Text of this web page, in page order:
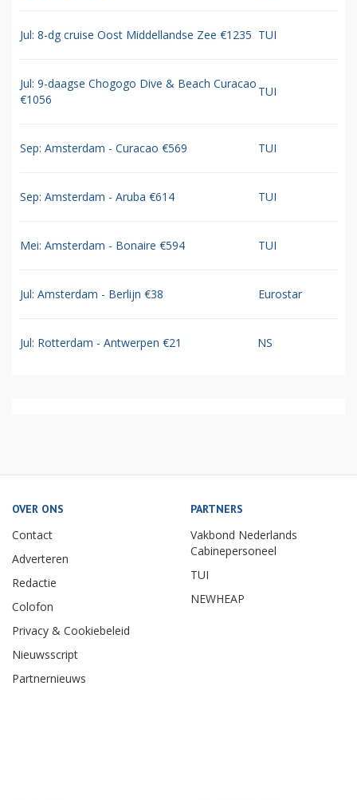
Jul: 8-dg cruise Oost Middellandse Zee €1235 TUI
Jul: 9-daagse Chogogo Dive & Beach Curacao
€1056
TUI
Sep: Amsterdam - Curacao €569 TUI
Sep: Amsterdam - Aruba €614 TUI
Mei: Amsterdam - Bonaire €594 TUI
Jul: Amsterdam - Berlijn €38 Eurostar
Jul: Rotterdam - Antwerpen €21 NS
OVER ONS
Contact
Adverteren
Redactie
Colofon
Privacy & Cookiebeleid
Nieuwsscript
Partnernieuws
PARTNERS
Vakbond Nederlands
Cabinepersoneel
TUI
NEWHEAP